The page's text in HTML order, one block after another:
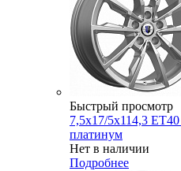
Быстрый просмотр
7,5x17/5x114,3
платинум
Нет в наличии
Подробнее